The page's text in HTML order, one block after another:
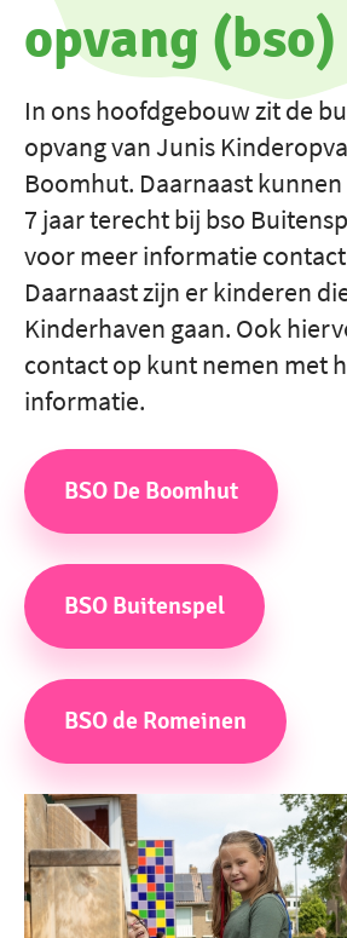
opvang (bso)
In ons hoofdgebouw zit de
opvang van Junis
Boomhut. Daarnaast
7 jaar terecht bij bso
voor meer informatie
Daarnaast zijn er kinderen
Kinderhaven gaan. Ook
contact op kunt nemen met
informatie.
BSO De Boomhut
BSO Buitenspel
BSO de Romeinen